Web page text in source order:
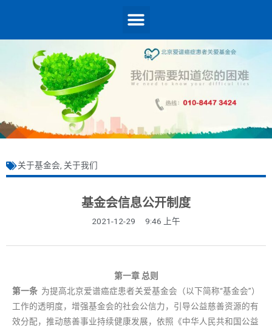
关于基金会, 关于我们
基金会信息公开制度
2021-12-29 9:46 上午
第一章 总则
第一条 为提高北京爱谱癌症患者关爱基金会（以下简称“基金会”）
工作的透明度，增强基金会的社会公信力，引导公益慈善资源的有
效分配，推动慈善事业持续健康发展，依照《中华人民共和国公益